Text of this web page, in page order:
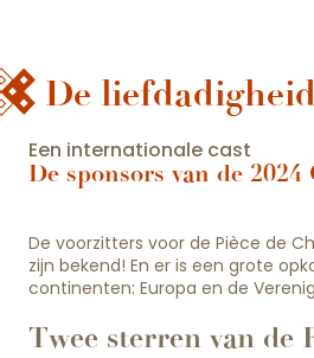
De
Een internationale cast
De sponsors van de
De voorzitters voor de Pièce de
zijn bekend! En er is een grote
continenten: Europa en de
Twee sterren van de